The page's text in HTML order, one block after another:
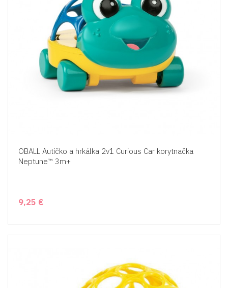
OBALL Autíčko a hrkálka 2v1 Curious Car korytnačka
Neptune™ 3m+
9,25 €